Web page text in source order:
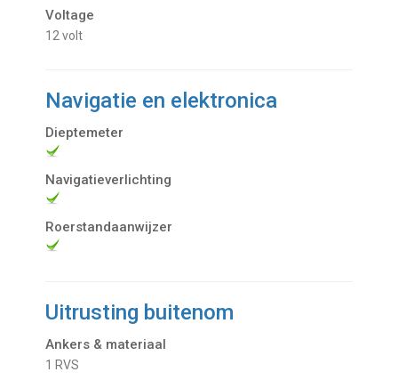
Voltage
12 volt
Navigatie en elektronica
Dieptemeter
Navigatieverlichting
Roerstandaanwijzer
Uitrusting buitenom
Ankers & materiaal
1 RVS